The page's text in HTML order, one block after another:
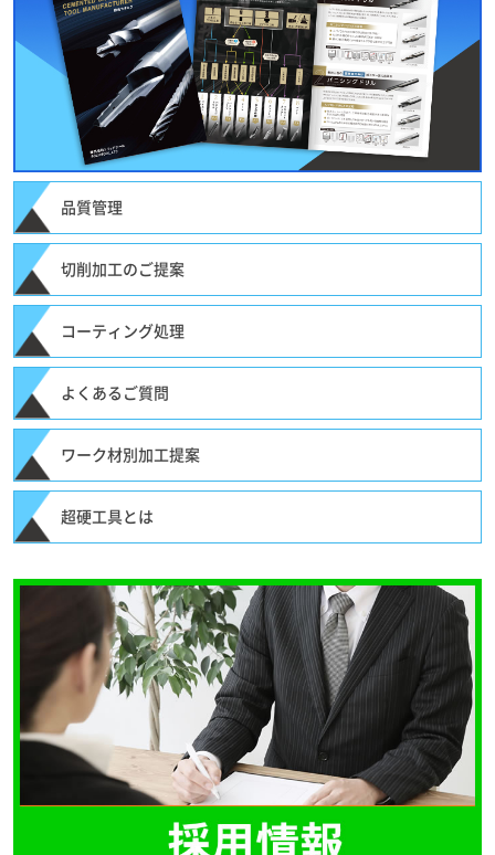
品質管理
切削加工のご提案
コーティング処理
よくあるご質問
ワーク材別加工提案
超硬工具とは